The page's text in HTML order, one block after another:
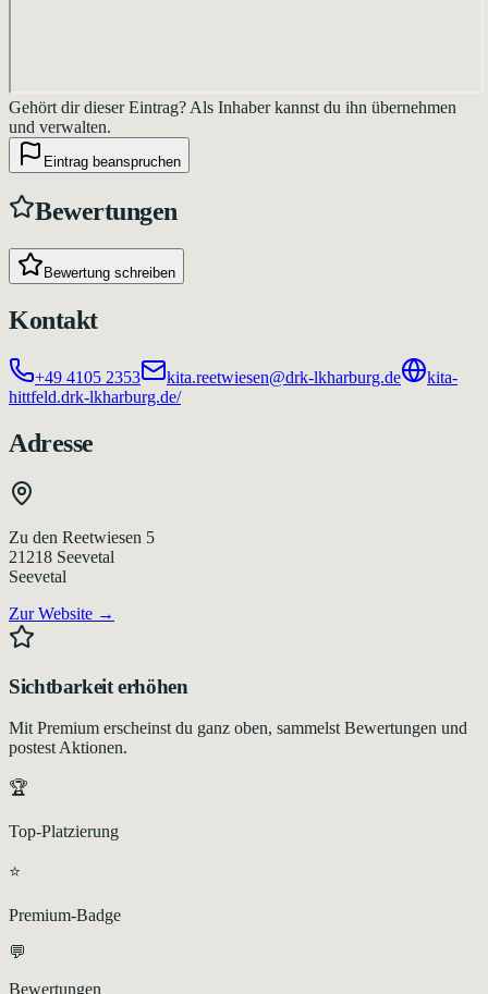
Gehört dir dieser Eintrag? Als Inhaber kannst du ihn übernehmen
und verwalten.
Eintrag beanspruchen
Bewertungen
Bewertung schreiben
Kontakt
+49 4105 2353 kita.reetwiesen@drk-lkharburg.de
kita-
hittfeld.drk-lkharburg.de/
Adresse
Zu den Reetwiesen 5
21218 Seevetal
Seevetal
Zur Website →
Sichtbarkeit erhöhen
Mit Premium erscheinst du ganz oben, sammelst Bewertungen und
postest Aktionen.
🏆
Top-Platzierung
⭐
Premium-Badge
💬
Bewertungen